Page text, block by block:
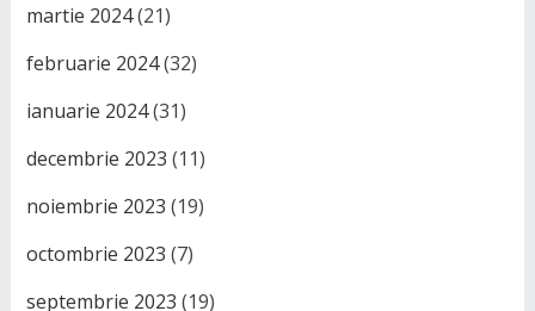
martie 2024(21)
februarie 2024(32)
ianuarie 2024(31)
decembrie 2023 (11)
noiembrie 2023 (19)
octombrie 2023 (7)
septembrie 2023 (19)